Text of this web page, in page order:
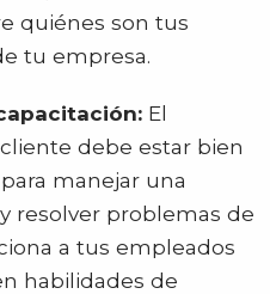
quiénes son tus
tu empresa.
El
debe estar bien
manejar una
resolver problemas de
a tus empleados
habilidades de